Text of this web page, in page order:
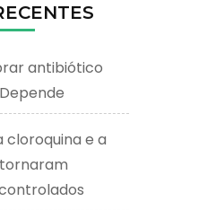
antibiótico
cloroquina e a